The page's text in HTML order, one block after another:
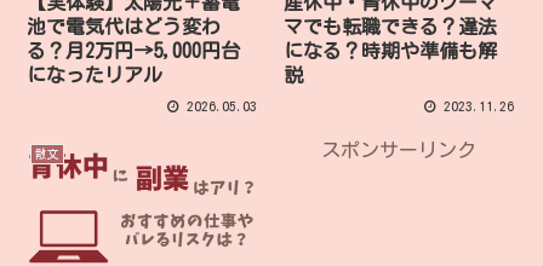
池で電気代はどう変わ
る？月2万円→5,000円台
になったリアル
2026.05.03
マでも転職できる？違法
になる？時期や準備も解
説
2023.11.26
散文 スポンサーリンク